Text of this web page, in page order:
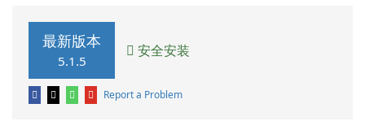
最新版本
5.1.5
安全安装
Report a Problem